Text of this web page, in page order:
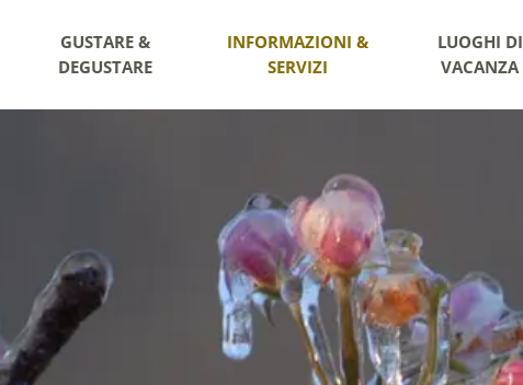
GUSTARE &
DEGUSTARE
INFORMAZIONI &
SERVIZI
LUOGHI DI
VACANZA